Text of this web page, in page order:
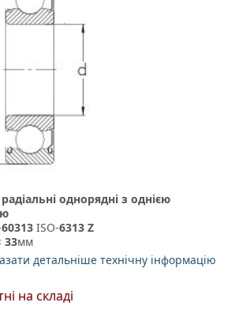
однорядні з однією
60313 ­ ISO-6313 Z
33мм
детальніше технічну інформацію
на складі